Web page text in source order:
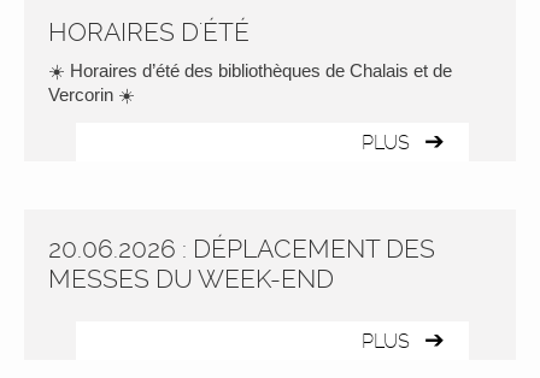
HORAIRES D'ÉTÉ
☀️ Horaires d’été des bibliothèques de Chalais et de
Vercorin ☀️
PLUS
20.06.2026 : DÉPLACEMENT DES
MESSES DU WEEK-END
PLUS